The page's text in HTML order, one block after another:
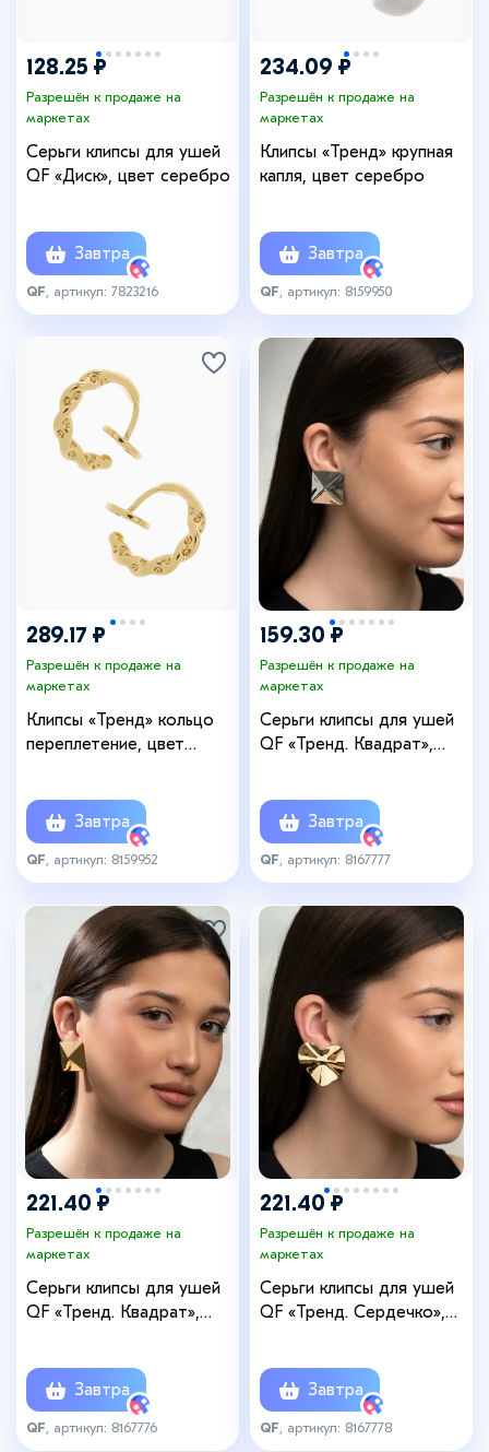
128.25 ₽
Разрешён к продаже на
маркетах
Серьги клипсы для ушей
QF «Диск», цвет серебро
Завтра
QF , артикул: 7823216
234.09 ₽
Разрешён к продаже на
маркетах
Клипсы «Тренд» крупная
капля, цвет серебро
Завтра
QF , артикул: 8159950
289.17 ₽
Разрешён к продаже на
маркетах
Клипсы «Тренд» кольцо
переплетение, цвет
Завтра
QF , артикул: 8159952
159.30 ₽
Разрешён к продаже на
маркетах
Серьги клипсы для ушей
QF «Тренд. Квадрат»,
Завтра
QF , артикул: 8167777
221.40 ₽
Разрешён к продаже на
маркетах
Серьги клипсы для ушей
QF «Тренд. Квадрат»,
Завтра
QF , артикул: 8167776
221.40 ₽
Разрешён к продаже на
маркетах
Серьги клипсы для ушей
QF «Тренд. Сердечко»,
Завтра
QF , артикул: 8167778